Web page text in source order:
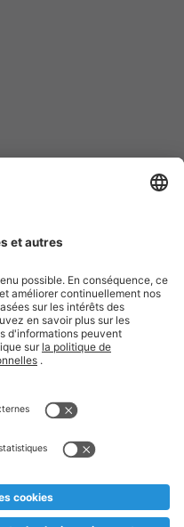
légales
et jusqu'à
nous serions
Recupel et TVA incl.
masculine a été adoptée